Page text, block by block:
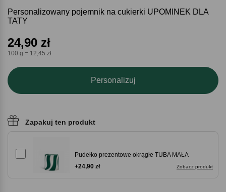
Personalizowany pojemnik na cukierki UPOMINEK DLA
TATY
24,90 zł
100 g = 12,45 zł
Personalizuj
Zapakuj ten produkt
Pudełko prezentowe okrągłe TUBA MAŁA
Zobacz produkt
+24,90 zł